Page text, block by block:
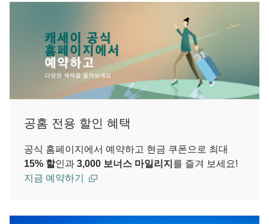
공홈 전용 할인 혜택
공식 홈페이지에서 예약하고 현금 쿠폰으로 최대
15% 할인과 3,000 보너스 마일리지 를 즐겨 보세요!
지금 예약하기